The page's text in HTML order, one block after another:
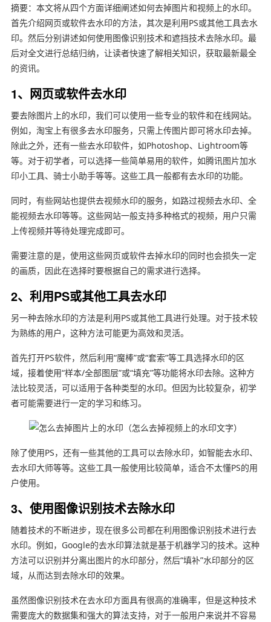
摘要：本文将从四个方面详细阐述如何去掉图片和视频上的水印。
首先介绍网页或软件去水印的方法，其次是利用PS或其他工具去水
印。然后分别讲述如何使用图像识别技术和遮挡技术去除水印。最
后对全文进行总结归纳，让读者快速了解相关知识，获取最新最全
的资讯。
1、网页或软件去水印
要去除图片上的水印，我们可以使用一些专业的软件和在线网站。
例如，淘宝上有很多去水印服务，只需上传图片即可将水印去掉。
除此之外，还有一些去水印软件，如Photoshop、Lightroom等
等。对于初学者，可以选择一些简单易用的软件，如腾讯图片加水
印小工具、骑士小助手等等。这些工具一般都有去水印的功能。
同时，有些网站也提供去视频水印的服务，如路过视频去水印、全
能视频去水印等等。这些网站一般支持多种格式的视频，用户只需
上传视频并等待处理完成即可。
需要注意的是，使用这些网页或软件去掉水印的同时也会损失一定
的画质，因此在选择时要根据自己的需求进行选择。
2、利用PS或其他工具去水印
另一种去除水印的方法是利用PS或其他工具进行处理。对于技术较
为熟练的用户，这种方法可能更为高效和灵活。
首先打开PS软件，然后利用“魔棒”或“套索”等工具选择水印的区
域，接着使用“样本/全部图层”或“填充”等功能将水印去除。这种方
法比较灵活，可以适用于各种类型的水印。但因为比较复杂，初学
者可能需要进行一定的学习和练习。
除了使用PS，还有一些其他的工具可以去除水印，如智能去水印、
去水印大师等等。这些工具一般使用比较简单，适合不太懂PS的用
户使用。
3、使用图像识别技术去除水印
随着技术的不断进步，现在很多公司都在利用图像识别技术进行去
水印。例如，Google的去水印算法就是基于机器学习的技术。这种
方法可以识别并分离出图片的水印部分，然后“填补”水印部分的区
域，从而达到去除水印的效果。
虽然图像识别技术在去水印方面具有很高的准确率，但是这种技术
需要庞大的数据集和强大的算法支持，对于一般用户来说并不容易